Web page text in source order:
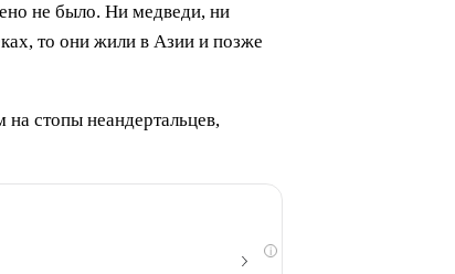
не было. Ни медведи, ни
то они жили в Азии и позже
стопы неандертальцев,
i